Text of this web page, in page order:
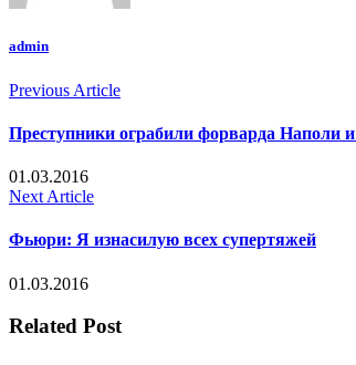
admin
Previous Article
Преступники ограбили форварда Наполи
01.03.2016
Next Article
Фьюри: Я изнасилую всех супертяжей
01.03.2016
Related Post